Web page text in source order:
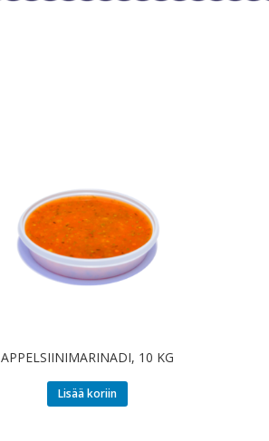
APPELSIINIMARINADI, 10 KG
Lisää koriin